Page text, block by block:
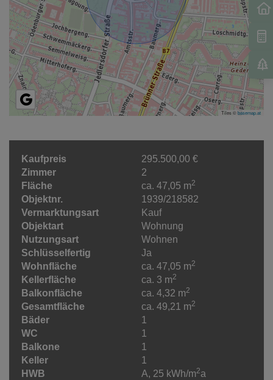
Tiles ©basemap.at
Kaufpreis
295.500,00 €
Zimmer
2
Fläche
ca. 47,05 m2
Objektnr.
1939/218582
Vermarktungsart
Kauf
Objektart
Wohnung
Nutzungsart
Wohnen
Schlüsselfertig
Ja
Wohnfläche
ca. 47,05 m2
Kellerfläche ca. 3 m2
Balkonfläche ca. 4,32 m2
Gesamtfläche ca. 49,21 m2
Bäder
1
WC
1
Balkone
1
Keller
1
HWB
A, 25 kWh/m2a